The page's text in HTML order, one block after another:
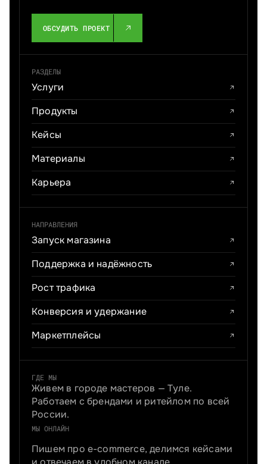
ОБСУДИТЬ ПРОЕКТ
РАЗДЕЛЫ
Услуги
Продукты
Кейсы
Материалы
Карьера
НАПРАВЛЕНИЯ
Запуск магазина
Поддержка и надёжность
Рост трафика
Конверсия и удержание
Маркетплейсы
ГДЕ МЫ
Живем в городе мастеров — Туле.
Работаем с брендами и ритейлом по всей
России.
МЫ ОНЛАЙН
Пишем про e-commerce, делимся кейсами